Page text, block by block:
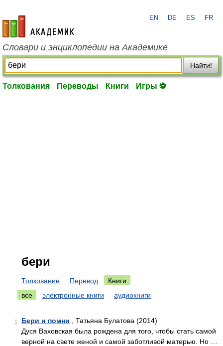
academic.ru
EN DE ES FR
Словари и энциклопедии на Академике
Найти!
Толкования Переводы Книги Игры ⚽
бери
Толкование Перевод
Книги
все
электронные книги аудиокниги
1 Бери и помни , Татьяна Булатова (2014)
Дуся Ваховская была рождена для того, чтобы стать самой
верной на свете женой и самой заботливой матерью. Но …